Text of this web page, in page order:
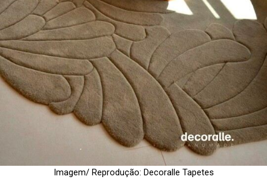
Imagem/ Reprodução: Decoralle Tapetes